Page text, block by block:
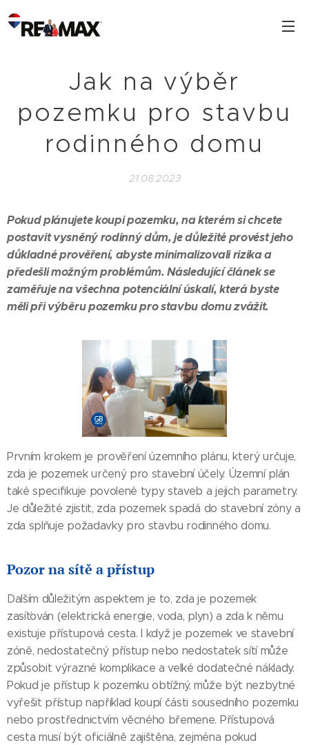
Jak na výběr
pozemku pro stavbu
rodinného domu
21.08.2023
Pokud plánujete koupi pozemku, na kterém si chcete
postavit vysněný rodinný dům, je důležité provést jeho
důkladné prověření, abyste minimalizovali rizika a
předešli možným problémům. Následující článek se
zaměřuje na všechna potenciální úskalí, která byste
měli při výběru pozemku pro stavbu domu zvážit.
Prvním krokem je prověření územního plánu, který určuje,
zda je pozemek určený pro stavební účely. Územní plán
také specifikuje povolené typy staveb a jejich parametry.
Je důležité zjistit, zda pozemek spadá do stavební zóny a
zda splňuje požadavky pro stavbu rodinného domu.
Pozor na sítě a přístup
Dalším důležitým aspektem je to, zda je pozemek
zasíťován (elektrická energie, voda, plyn) a zda k němu
existuje přístupová cesta. I když je pozemek ve stavební
zóně, nedostatečný přístup nebo nedostatek sítí může
způsobit výrazné komplikace a velké dodatečné náklady.
Pokud je přístup k pozemku obtížný, může být nezbytné
vyřešit přístup například koupí části sousedního pozemku
nebo prostřednictvím věcného břemene. Přístupová
cesta musí být oficiálně zajištěna, zejména pokud